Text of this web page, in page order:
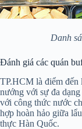
Danh
Đánh giá các quán
TP.HCM là điểm
nướng với sự đa
với công thức nước
hợp hoàn hảo giữa
thực Hàn Quốc.